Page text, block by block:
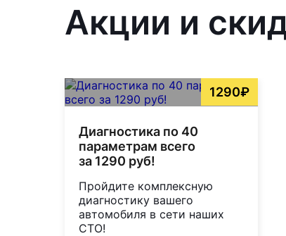
Акции и
1290₽
Диагностика по 40
параметрам всего
за 1290 руб!
Пройдите комплексную
диагностику вашего
автомобиля в сети наших
СТО!